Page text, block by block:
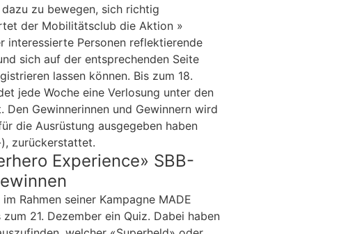
zu bewegen, sich richtig
der Mobilitätsclub die Aktion »
interessierte Personen reflektierende
sich auf der entsprechenden Seite
lassen können. Bis zum 18.
jede Woche eine Verlosung unter den
Den Gewinnerinnen und Gewinnern wird
die Ausrüstung ausgegeben haben
zurückerstattet.
Experience» SBB-
Rahmen seiner Kampagne MADE
21. Dezember ein Quiz. Dabei haben